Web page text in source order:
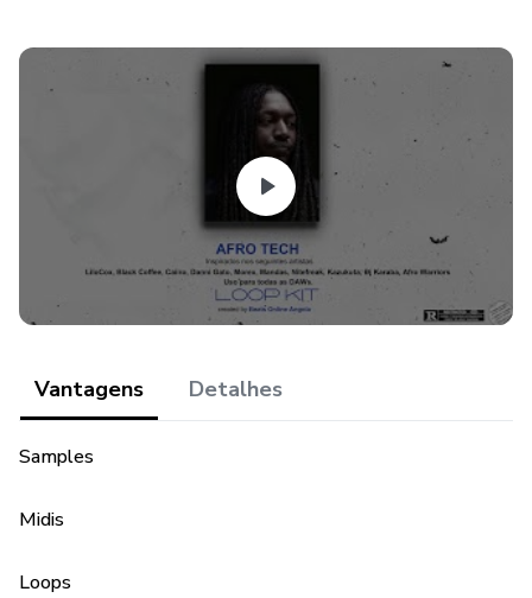
Mandas
Dj Karaba
Vantagens Detalhes
Samples
Midis
Loops